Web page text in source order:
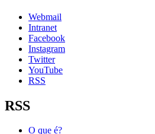
Webmail
Intranet
Facebook
Instagram
Twitter
YouTube
RSS
RSS
O que é?